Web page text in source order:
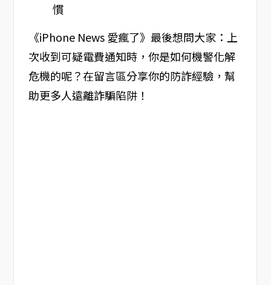
慣
《iPhone News 愛瘋了》最後想問大家：上
次收到可疑電費通知時，你是如何機警化解
危機的呢？在留言區分享你的防詐經驗，幫
助更多人遠離詐騙陷阱！